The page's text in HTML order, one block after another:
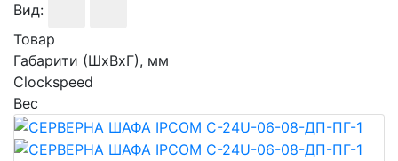
Вид:
Товар
Габарити (ШхВхГ), мм
Clockspeed
Вес